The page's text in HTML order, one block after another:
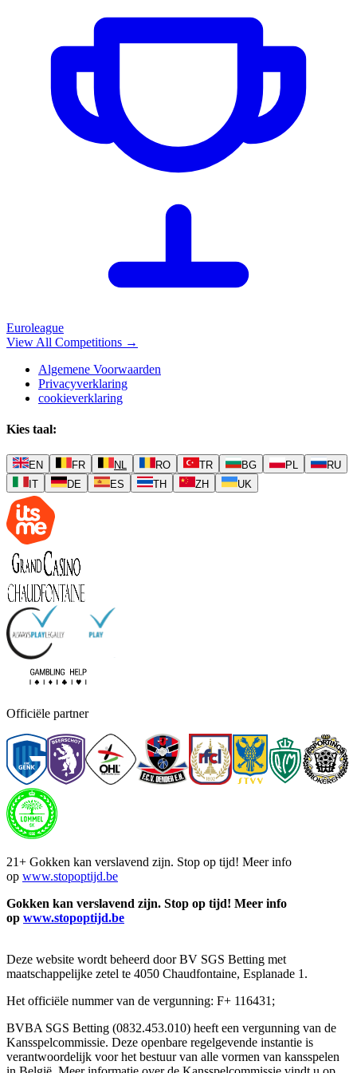
Euroleague
View All Competitions →
Algemene Voorwaarden
Privacyverklaring
cookieverklaring
Kies taal:
EN FR NL RO TR BG PL
RU
IT
DE ES TH ZH UK
Officiële partner
21+ Gokken kan verslavend zijn. Stop op tijd! Meer info
op www.stopoptijd.be
Gokken kan verslavend zijn. Stop op tijd! Meer info
op www.stopoptijd.be
Deze website wordt beheerd door BV SGS Betting met
maatschappelijke zetel te 4050 Chaudfontaine, Esplanade 1.
Het officiële nummer van de vergunning: F+ 116431;
BVBA SGS Betting (0832.453.010) heeft een vergunning van de
Kansspelcommissie. Deze openbare regelgevende instantie is
verantwoordelijk voor het bestuur van alle vormen van kansspelen